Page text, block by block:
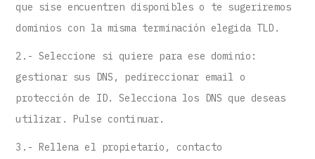
que sise encuentren disponibles o te sugeriremos
dominios con la misma terminación elegida TLD.
2.- Seleccione si quiere para ese dominio:
gestionar sus DNS, pedireccionar email o
protección de ID. Selecciona los DNS que deseas
utilizar. Pulse continuar.
3.- Rellena el propietario, contacto